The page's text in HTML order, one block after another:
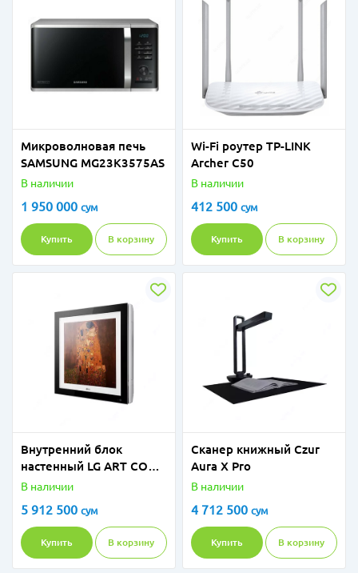
Микроволновая печь
SAMSUNG MG23K3575AS
В наличии
1 950 000 сум
Купить В корзину
Wi-Fi роутер TP-LINK
Archer C50
В наличии
412 500 сум
Купить В корзину
Внутренний блок
настенный LG ART COOL
GALLERY MA09R NFI
В наличии
5 912 500 сум
Купить В корзину
Сканер книжный Czur
Aura X Pro
В наличии
4 712 500 сум
Купить В корзину